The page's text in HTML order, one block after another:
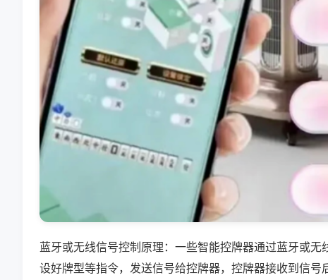
蓝牙或无线信号控制原理：一些智能控牌器通过蓝牙或
设好牌型等指令，发送信号给控牌器，控牌器接收到信